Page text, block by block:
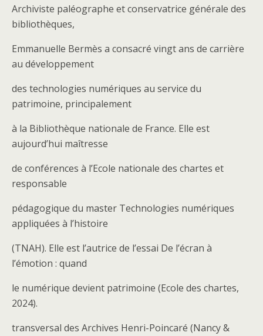
Archiviste paléographe et conservatrice générale des
bibliothèques,
Emmanuelle Bermès a consacré vingt ans de carrière
au développement
des technologies numériques au service du
patrimoine, principalement
à la Bibliothèque nationale de France. Elle est
aujourd’hui maîtresse
de conférences à l’Ecole nationale des chartes et
responsable
pédagogique du master Technologies numériques
appliquées à l’histoire
(TNAH). Elle est l’autrice de l’essai De l’écran à
l’émotion : quand
le numérique devient patrimoine (Ecole des chartes,
2024).
transversal des Archives Henri-Poincaré (Nancy &